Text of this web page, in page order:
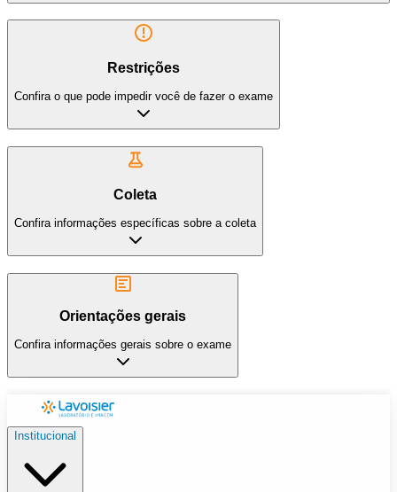
Restrições
Confira o que pode impedir você de fazer o exame
Coleta
Confira informações específicas sobre a coleta
Orientações gerais
Confira informações gerais sobre o exame
Institucional